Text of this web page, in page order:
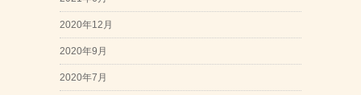
2020年12月
2020年9月
2020年7月